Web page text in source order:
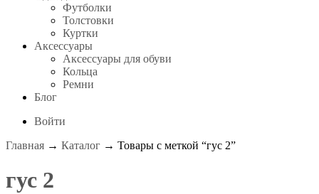
Футболки
Толстовки
Куртки
Аксессуары
Аксессуары для обуви
Кольца
Ремни
Блог
Войти
Главная → Каталог → Товары с меткой “гус 2”
гус 2